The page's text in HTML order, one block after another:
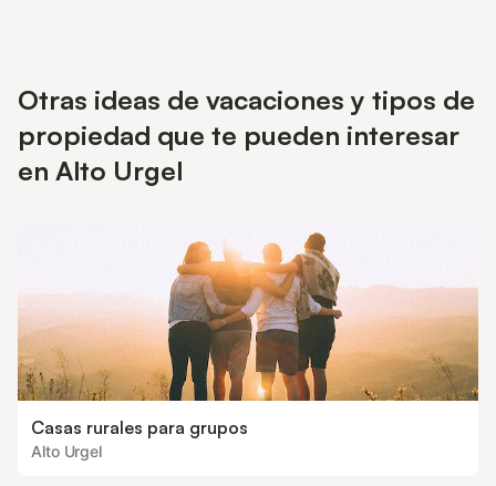
Otras ideas de vacaciones y tipos de
propiedad que te pueden interesar
en Alto Urgel
Casas rurales para grupos
Alto Urgel